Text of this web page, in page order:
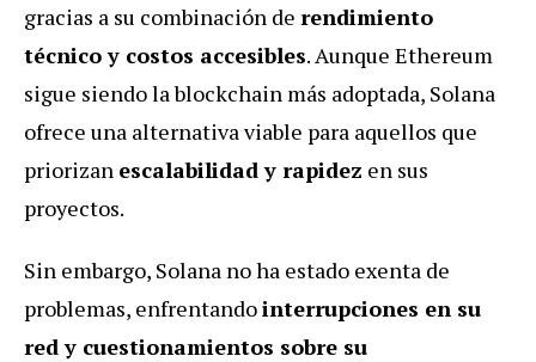
gracias a su combinación de rendimiento
técnico y costos accesibles. Aunque Ethereum
sigue siendo la blockchain más adoptada, Solana
ofrece una alternativa viable para aquellos que
priorizan escalabilidad y rapidez en sus
proyectos.
Sin embargo, Solana no ha estado exenta de
problemas, enfrentandointerrupciones en su
red y cuestionamientos sobre su